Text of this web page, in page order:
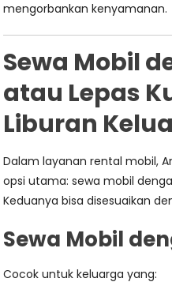
mengorbankan kenyamanan.
Sewa Mobil
atau Lepas
Liburan
Dalam layanan rental mobil,
opsi utama: sewa mobil
Keduanya bisa disesuaikan
Sewa Mobil
Cocok untuk keluarga yang: